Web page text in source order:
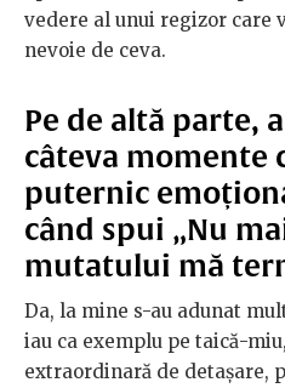
vedere al unui regizor care
nevoie de ceva.
Pe de altă parte,
câteva momente
puternic
când spui „Nu
mutatului mă
Da, la mine s-au adunat
iau ca exemplu pe taică-
extraordinară de detașare,